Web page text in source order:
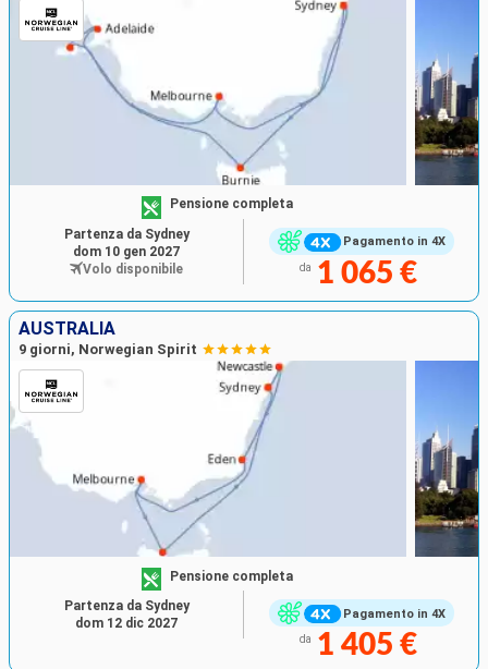
Pagamento in 4X
Pensione completa
da 1 065 €
Partenza da Sydney
dom 10 gen 2027
Volo disponibile
AUSTRALIA
9 giorni, Norwegian Spirit
Pagamento in 4X
Pensione completa
da 1 405 €
Partenza da Sydney
dom 12 dic 2027